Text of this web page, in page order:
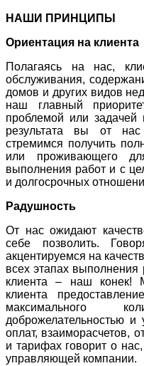
НАШИ ПРИНЦИПЫ
Ориентация на клиента
Полагаясь на нас,
обслуживания,
домов и других видов
наш главный
проблемой или
результата вы от
стремимся получить
или проживающего
выполнения работ и с
и долгосрочных
Радушность
От нас ожидают
себе позволить.
акцентируемся на
всех этапах выполнения
клиента – наш конек!
клиента
максимального
доброжелательностью
оплат, взаиморасчетов,
и тарифах говорит о
управляющей компании.